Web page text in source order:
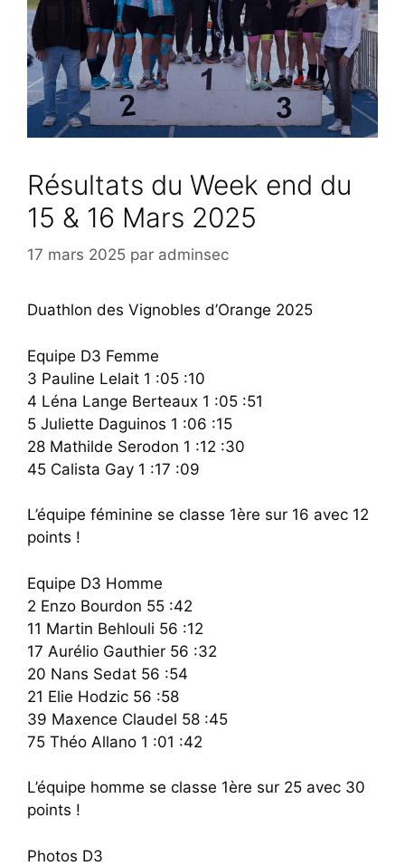
Résultats du Week end du
15 & 16 Mars 2025
17 mars 2025 par adminsec
Duathlon des Vignobles d’Orange 2025
Equipe D3 Femme
3 Pauline Lelait 1 :05 :10
4 Léna Lange Berteaux 1 :05 :51
5 Juliette Daguinos 1 :06 :15
28 Mathilde Serodon 1 :12 :30
45 Calista Gay 1 :17 :09
L’équipe féminine se classe 1ère sur 16 avec 12
points !
Equipe D3 Homme
2 Enzo Bourdon 55 :42
11 Martin Behlouli 56 :12
17 Aurélio Gauthier 56 :32
20 Nans Sedat 56 :54
21 Elie Hodzic 56 :58
39 Maxence Claudel 58 :45
75 Théo Allano 1 :01 :42
L’équipe homme se classe 1ère sur 25 avec 30
points !
Photos D3